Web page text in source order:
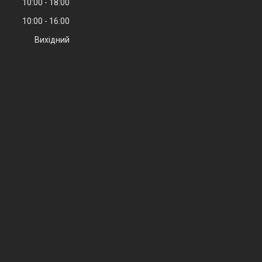
10:00
18:00
10:00
16:00
Вихідний